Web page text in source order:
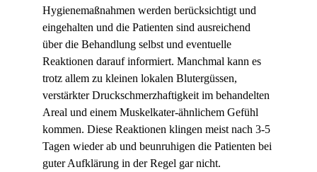
Hygienemaßnahmen werden berücksichtigt und
eingehalten und die Patienten sind ausreichend
über die Behandlung selbst und eventuelle
Reaktionen darauf informiert. Manchmal kann es
trotz allem zu kleinen lokalen Blutergüssen,
verstärkter Druckschmerzhaftigkeit im behandelten
Areal und einem Muskelkater-ähnlichem Gefühl
kommen. Diese Reaktionen klingen meist nach 3-5
Tagen wieder ab und beunruhigen die Patienten bei
guter Aufklärung in der Regel gar nicht.